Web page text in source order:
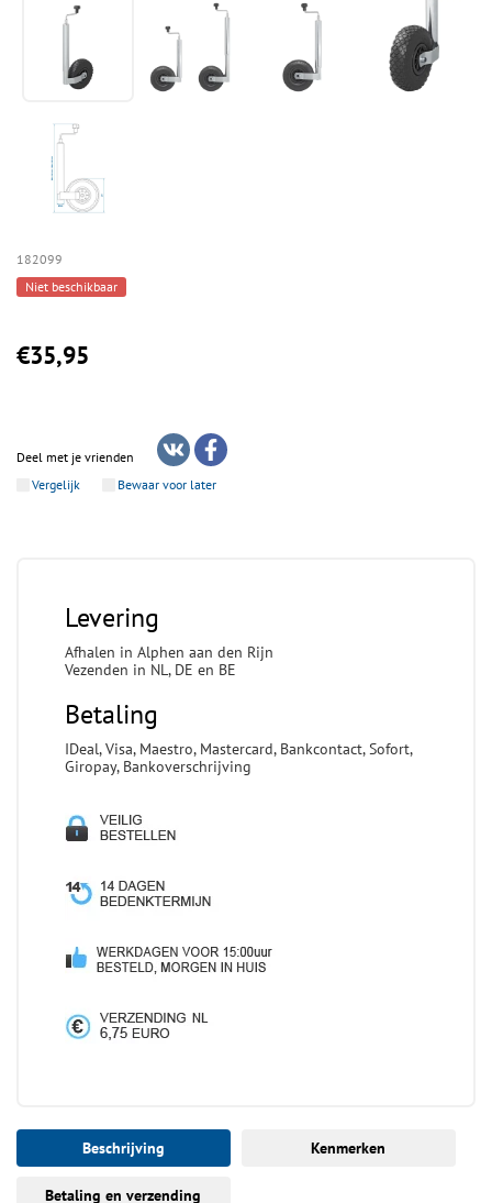
182099
Niet beschikbaar
€35,95
Deel met je vrienden
Vergelijk
Bewaar voor later
Levering
Afhalen in Alphen aan den Rijn
Vezenden in NL, DE en BE
Betaling
IDeal, Visa, Maestro, Mastercard, Bankcontact, Sofort,
Giropay, Bankoverschrijving
Beschrijving Kenmerken
Betaling en verzending